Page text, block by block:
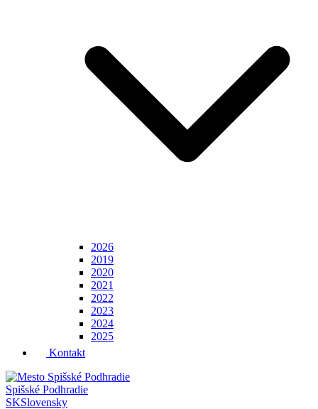
2026
2019
2020
2021
2022
2023
2024
2025
Kontakt
Spišské Podhradie
SKSlovensky